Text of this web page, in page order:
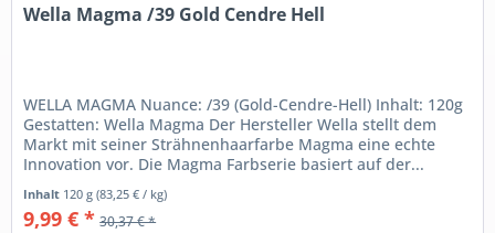
Wella Magma /39 Gold Cendre Hell
WELLA MAGMA Nuance: /39 (Gold-Cendre-Hell) Inhalt: 120g
Gestatten: Wella Magma Der Hersteller Wella stellt dem
Markt mit seiner Strähnenhaarfarbe Magma eine echte
Innovation vor. Die Magma Farbserie basiert auf der...
Inhalt 120 g(83,25 € / kg)
9,99 € * 30,37 € *